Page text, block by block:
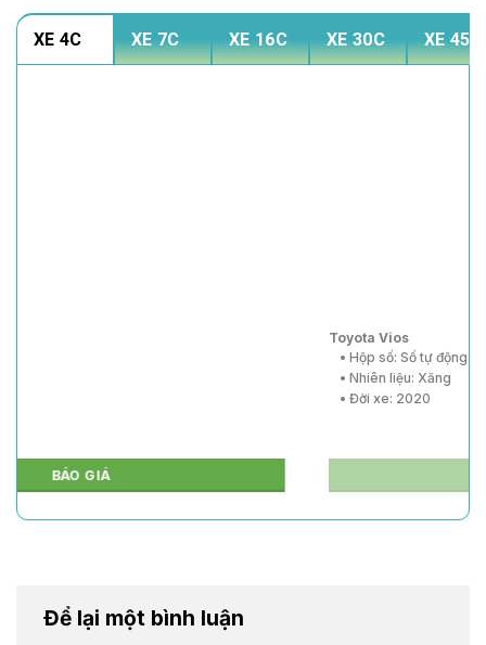
XE 4C XE 7C XE 16C XE 30C XE 45C
Để lại một bình luận